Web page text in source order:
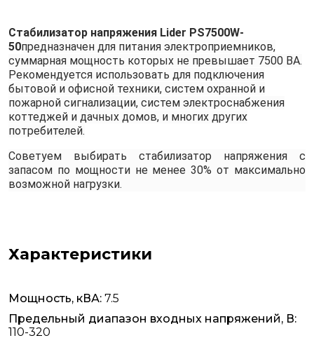
Cтабилизатор напряжения Lider PS7500W-
50предназначен для питания электроприемников,
суммарная мощность которых не превышает 7500 ВА.
Рекомендуется использовать для подключения
бытовой и офисной техники, систем охранной и
пожарной сигнализации, систем электроснабжения
коттеджей и дачных домов, и многих других
потребителей.
Советуем выбирать стабилизатор напряжения с
запасом по мощности не менее 30% от максимально
возможной нагрузки.
Характеристики
Мощность, кВА: 7.5
Предельный диапазон входных напряжений, В:
110-320